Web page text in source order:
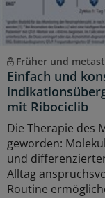
Früher und
Einfach und
mit Ribociclib
Die Therapie des
geworden:
und
Alltag
Routine